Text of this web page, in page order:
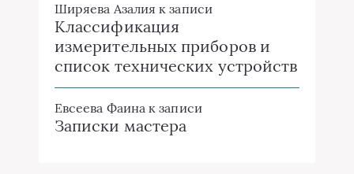
Ширяева Азалия к записи
Классификация
измерительных приборов и
список технических устройств
Евсеева Фаина к записи
Записки мастера